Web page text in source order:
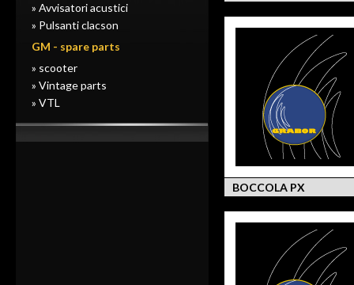
» Avvisatori acustici
» Pulsanti clacson
GM - spare parts
» scooter
» Vintage parts
» VTL
BOCCOLA PX